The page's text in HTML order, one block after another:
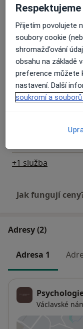
Psychologické
Od 600 Kč Detaily
Krizová intervence
Od 600 Kč Detaily
Psychologické
Od 1 000 Kč
+1 služba
Jak fungují
Adresy (2)
Adresa 1
Václavské
Přijetím povolujete
soubory cookie
shromažďování
obsahu na základě
preference můžete
nastavení. Další
soukromí a